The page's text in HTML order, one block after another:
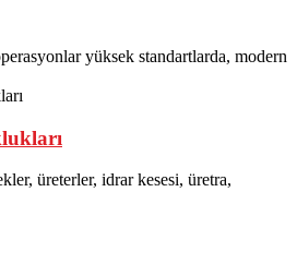
yüksek standartlarda, modern
üreterler, idrar kesesi, üretra,